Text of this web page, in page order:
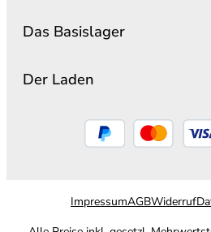
Das Basislager
Der Laden
ImpressumAGBWiderruf